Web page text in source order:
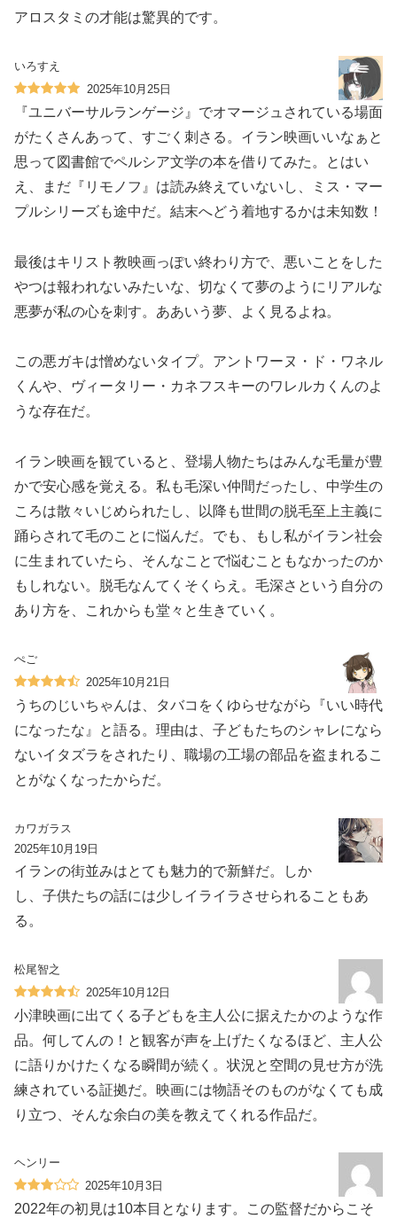
アロスタミの才能は驚異的です。
いろすえ
2025年10月25日
『ユニバーサルランゲージ』でオマージュされている場面
がたくさんあって、すごく刺さる。イラン映画いいなぁと
思って図書館でペルシア文学の本を借りてみた。とはい
え、まだ『リモノフ』は読み終えていないし、ミス・マー
プルシリーズも途中だ。結末へどう着地するかは未知数！
最後はキリスト教映画っぽい終わり方で、悪いことをした
やつは報われないみたいな、切なくて夢のようにリアルな
悪夢が私の心を刺す。ああいう夢、よく見るよね。
この悪ガキは憎めないタイプ。アントワーヌ・ド・ワネル
くんや、ヴィータリー・カネフスキーのワレルカくんのよ
うな存在だ。
イラン映画を観ていると、登場人物たちはみんな毛量が豊
かで安心感を覚える。私も毛深い仲間だったし、中学生の
ころは散々いじめられたし、以降も世間の脱毛至上主義に
踊らされて毛のことに悩んだ。でも、もし私がイラン社会
に生まれていたら、そんなことで悩むこともなかったのか
もしれない。脱毛なんてくそくらえ。毛深さという自分の
あり方を、これからも堂々と生きていく。
ぺご
2025年10月21日
うちのじいちゃんは、タバコをくゆらせながら『いい時代
になったな』と語る。理由は、子どもたちのシャレになら
ないイタズラをされたり、職場の工場の部品を盗まれるこ
とがなくなったからだ。
カワガラス
2025年10月19日
イランの街並みはとても魅力的で新鮮だ。しか
し、子供たちの話には少しイライラさせられることもあ
る。
松尾智之
2025年10月12日
小津映画に出てくる子どもを主人公に据えたかのような作
品。何してんの！と観客が声を上げたくなるほど、主人公
に語りかけたくなる瞬間が続く。状況と空間の見せ方が洗
練されている証拠だ。映画には物語そのものがなくても成
り立つ、そんな余白の美を教えてくれる作品だ。
ヘンリー
2025年10月3日
2022年の初見は10本目となります。この監督だからこそ